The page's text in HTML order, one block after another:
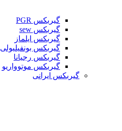
گیربکس PGR
گیربکس sew
گیربکس ایلماز
گیربکس بونفیلیولی
گیربکس رجیانا
گیربکس موتوواریو
گیربکس ایرانی